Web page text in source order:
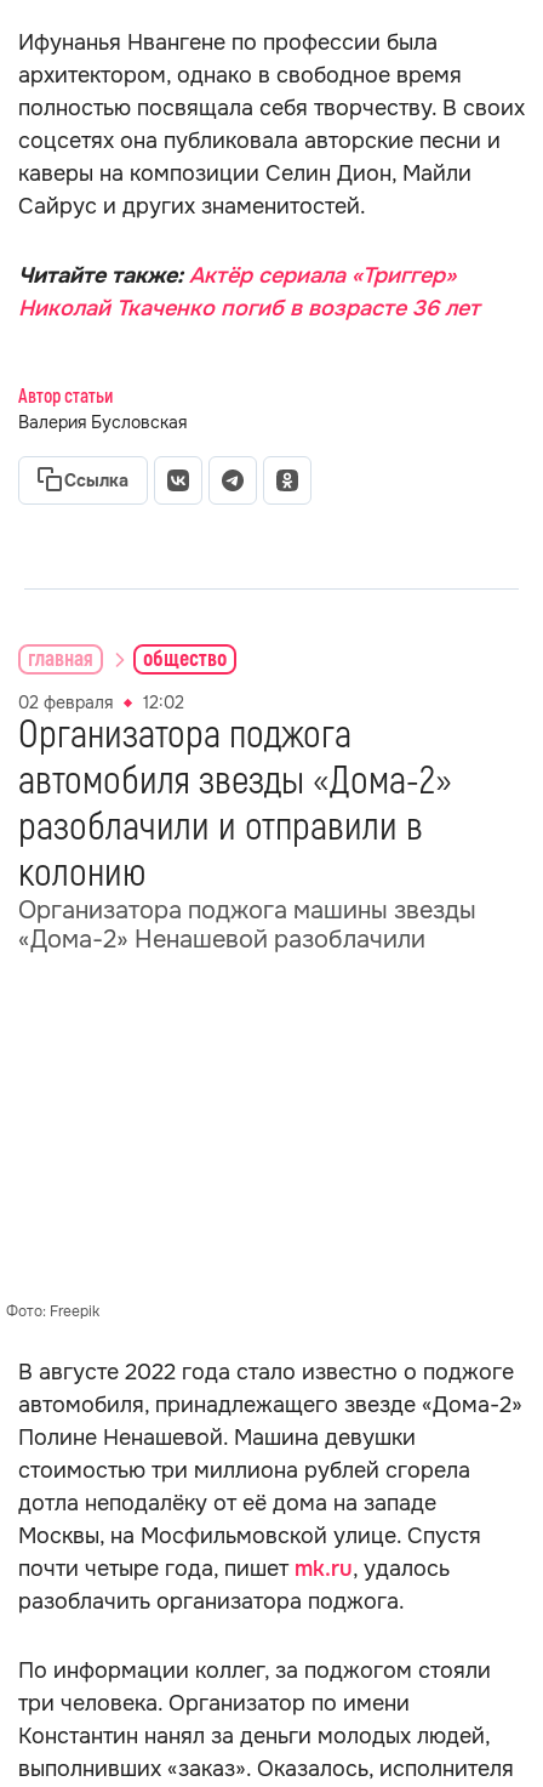
Ифунанья Нвангене по профессии была
архитектором, однако в свободное время
полностью посвящала себя творчеству. В своих
соцсетях она публиковала авторские песни и
каверы на композиции Селин Дион, Майли
Сайрус и других знаменитостей.
Читайте также:Актёр сериала «Триггер»
Николай Ткаченко погиб в возрасте 36 лет
Автор статьи
Валерия Бусловская
Ссылка
главная общество
02 февраля 12:02
Организатора поджога
автомобиля звезды «Дома-2»
разоблачили и отправили в
колонию
Организатора поджога машины звезды
«Дома-2» Ненашевой разоблачили
Фото: Freepik
В августе 2022 года стало известно о поджоге
автомобиля, принадлежащего звезде «Дома-2»
Полине Ненашевой. Машина девушки
стоимостью три миллиона рублей сгорела
дотла неподалёку от её дома на западе
Москвы, на Мосфильмовской улице. Спустя
почти четыре года, пишет mk.ru, удалось
разоблачить организатора поджога.
По информации коллег, за поджогом стояли
три человека. Организатор по имени
Константин нанял за деньги молодых людей,
выполнивших «заказ». Оказалось, исполнителя